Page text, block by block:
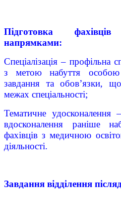
Підготовка
напрямками:
Спеціалізація – профільна
з метою набуття особою
завдання та обов’язки,
межах спеціальності;
Тематичне удосконалення
вдосконалення раніше
фахівців з медичною
діяльності.
Завдання відділення